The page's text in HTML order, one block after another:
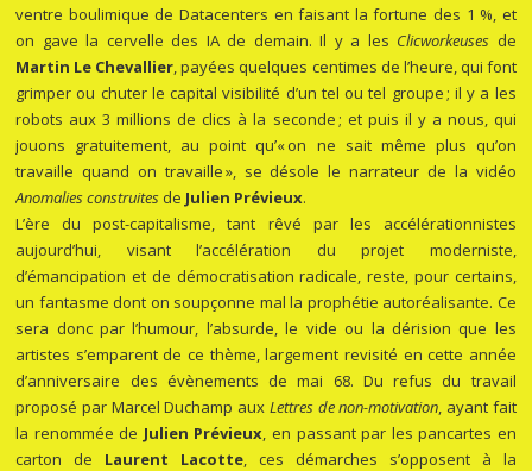
ventre boulimique de Datacenters en faisant la fortune des 1 %, et
on gave la cervelle des IA de demain. Il y a les Clicworkeuses de
Martin Le Chevallier, payées quelques centimes de l’heure, qui font
grimper ou chuter le capital visibilité d’un tel ou tel groupe ; il y a les
robots aux 3 millions de clics à la seconde ; et puis il y a nous, qui
jouons gratuitement, au point qu’« on ne sait même plus qu’on
travaille quand on travaille », se désole le narrateur de la vidéo
Anomalies construites de Julien Prévieux.
L’ère du post-capitalisme, tant rêvé par les accélérationnistes
aujourd’hui, visant l’accélération du projet moderniste,
d’émancipation et de démocratisation radicale, reste, pour certains,
un fantasme dont on soupçonne mal la prophétie autoréalisante. Ce
sera donc par l’humour, l’absurde, le vide ou la dérision que les
artistes s’emparent de ce thème, largement revisité en cette année
d’anniversaire des évènements de mai 68. Du refus du travail
proposé par Marcel Duchamp aux Lettres de non-motivation, ayant fait
la renommée de Julien Prévieux, en passant par les pancartes en
carton de Laurent Lacotte, ces démarches s’opposent à la